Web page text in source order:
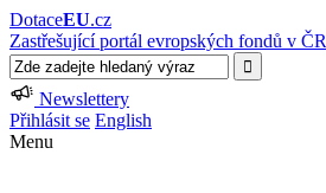
DotaceEU.cz
Zastřešující portál evropských fondů v ČR
Newslettery
Přihlásit se English
Menu